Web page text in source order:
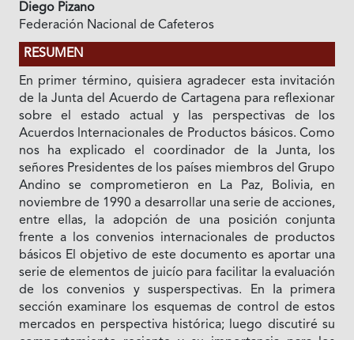
Diego Pizano
Federación Nacional de Cafeteros
RESUMEN
En primer término, quisiera agradecer esta invitación
de Ia Junta del Acuerdo de Cartagena para reflexionar
sobre el estado actual y las perspectivas de los
Acuerdos lnternacionales de Productos básicos. Como
nos ha explicado el coordinador de Ia Junta, los
señores Presidentes de los países miembros del Grupo
Andino se comprometieron en La Paz, Bolivia, en
noviembre de 1990 a desarrollar una serie de acciones,
entre ellas, la adopción de una posición conjunta
frente a los convenios internacionales de productos
básicos El objetivo de este documento es aportar una
serie de elementos de juicío para facilitar la evaluación
de los convenios y susperspectivas. En Ia primera
sección examinare los esquemas de control de estos
mercados en perspectiva histórica; luego discutiré su